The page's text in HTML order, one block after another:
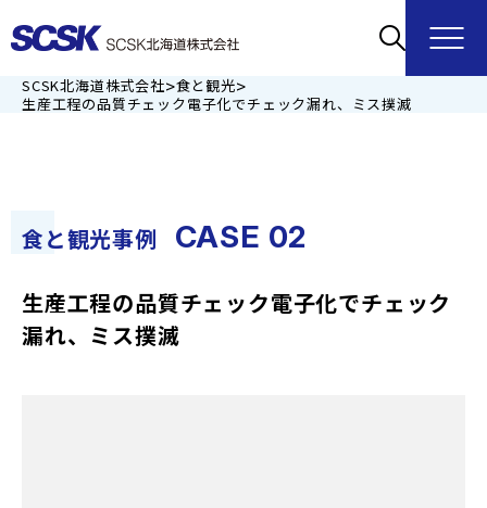
SCSK北海道株式会社>食と観光>
生産工程の品質チェック電子化でチェック漏れ、ミス撲滅
食と観光事例 CASE 02
生産工程の品質チェック電子化でチェック
漏れ、ミス撲滅